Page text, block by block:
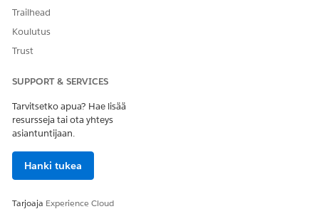
Olemassa olevan kyselyn päivittäminen
muokata kyselyä sen sijaan, luo versio.
Luo kyselyn kutsu ja määritä, kuka voi suorittaa kyselyn ja
Kyselyiden jakodatan päivittäminen
Laske kyselyn jakologiikka uudelleen ja luo kyselyn
erätyö varmistaaksesi, että oikeilla käyttäjillä on
käyttöoikeus, kun alueiden kohdistuksia muutetaan.
Trailhead
Koulutus
Trust
SUPPORT & SERVICES
Tarvitsetko apua? Hae lisää
resursseja tai ota yhteys
asiantuntijaan.
Hanki tukea
Tarjoaja Experience Cloud